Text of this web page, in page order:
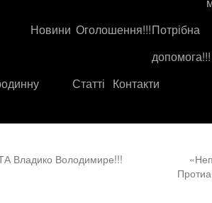
Новини Оголошення!!!Потрібна
допомога!!!
Статті Контакти
Владико Володимире!!!